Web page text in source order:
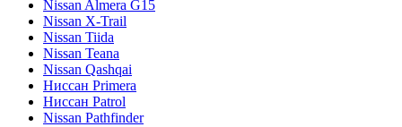
Nissan Almera G15
Nissan X-Trail
Nissan Tiida
Nissan Teana
Nissan Qashqai
Ниссан Primera
Ниссан Patrol
Nissan Pathfinder